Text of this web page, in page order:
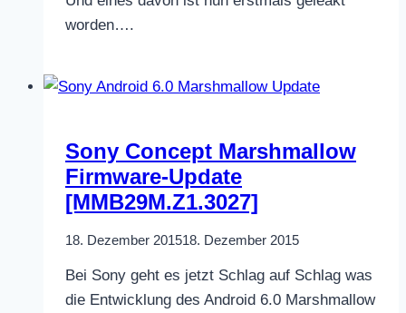
worden….
Sony Concept Marshmallow
Firmware-Update
[MMB29M.Z1.3027]
18. Dezember 201518. Dezember 2015
Bei Sony geht es jetzt Schlag auf Schlag was
die Entwicklung des Android 6.0 Marshmallow